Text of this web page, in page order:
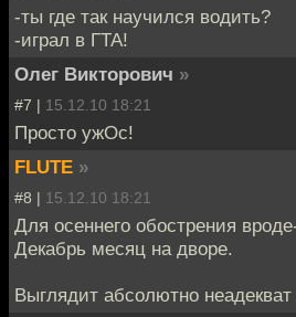
-ты где так научился водить?
-играл в ГТА!
Олег Викторович »
#7 | 15.12.10 18:21
Просто ужОс!
FLUTE »
#8 | 15.12.10 18:21
Для осеннего обострения
Декабрь месяц на дворе.
Выглядит абсолютно